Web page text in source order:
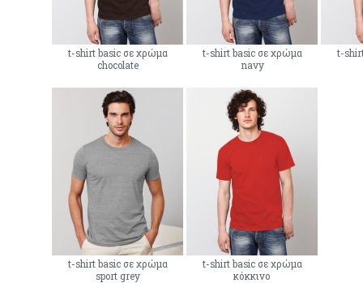
t-shirt basic σε χρώμα
chocolate
t-shirt basic σε χρώμα
navy
t-
t-shirt basic σε χρώμα
sport grey
t-shirt basic σε χρώμα
κόκκινο